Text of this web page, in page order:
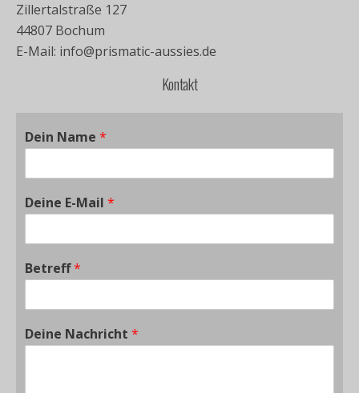
Zillertalstraße 127
44807 Bochum
E-Mail: info@prismatic-aussies.de
Kontakt
Dein Name *
Deine E-Mail *
Betreff*
Deine Nachricht *